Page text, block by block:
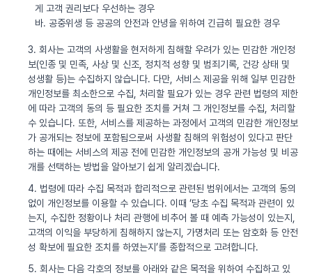
게 고객 권리보다 우선하는 경우
바. 공중위생 등 공공의 안전과 안녕을 위하여 긴급히 필요한 경우
3. 회사는 고객의 사생활을 현저하게 침해할 우려가 있는 민감한 개인정
보(인종 및 민족, 사상 및 신조, 정치적 성향 및 범죄기록, 건강 상태 및
성생활 등)는 수집하지 않습니다. 다만, 서비스 제공을 위해 일부 민감한
개인정보를 최소한으로 수집, 처리할 필요가 있는 경우 관련 법령의 제한
에 따라 고객의 동의 등 필요한 조치를 거쳐 그 개인정보를 수집, 처리할
수 있습니다. 또한, 서비스를 제공하는 과정에서 고객의 민감한 개인정보
가 공개되는 정보에 포함됨으로써 사생활 침해의 위험성이 있다고 판단
하는 때에는 서비스의 제공 전에 민감한 개인정보의 공개 가능성 및 비공
개를 선택하는 방법을 알아보기 쉽게 알리겠습니다.
4. 법령에 따라 수집 목적과 합리적으로 관련된 범위에서는 고객의 동의
없이 개인정보를 이용할 수 있습니다. 이때 ‘당초 수집 목적과 관련이 있
는지, 수집한 정황이나 처리 관행에 비추어 볼 때 예측 가능성이 있는지,
고객의 이익을 부당하게 침해하지 않는지, 가명처리 또는 암호화 등 안전
성 확보에 필요한 조치를 하였는지’를 종합적으로 고려합니다.
5. 회사는 다음 각호의 정보를 아래와 같은 목적을 위하여 수집하고 있